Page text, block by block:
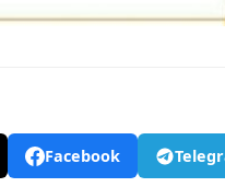
Facebook